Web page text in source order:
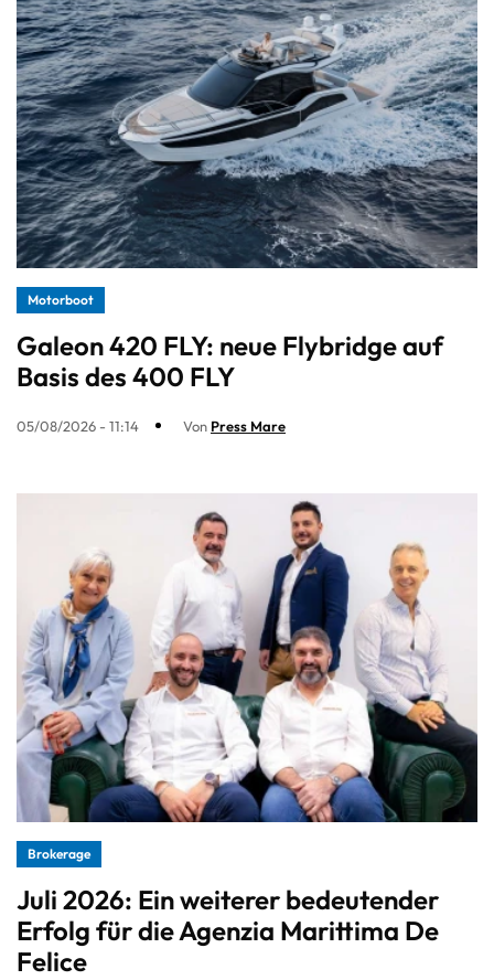
Motorboot
Galeon 420 FLY: neue Flybridge auf
Basis des 400 FLY
05/08/2026 - 11:14 Von Press Mare
Brokerage
Juli 2026: Ein weiterer bedeutender
Erfolg für die Agenzia Marittima De
Felice